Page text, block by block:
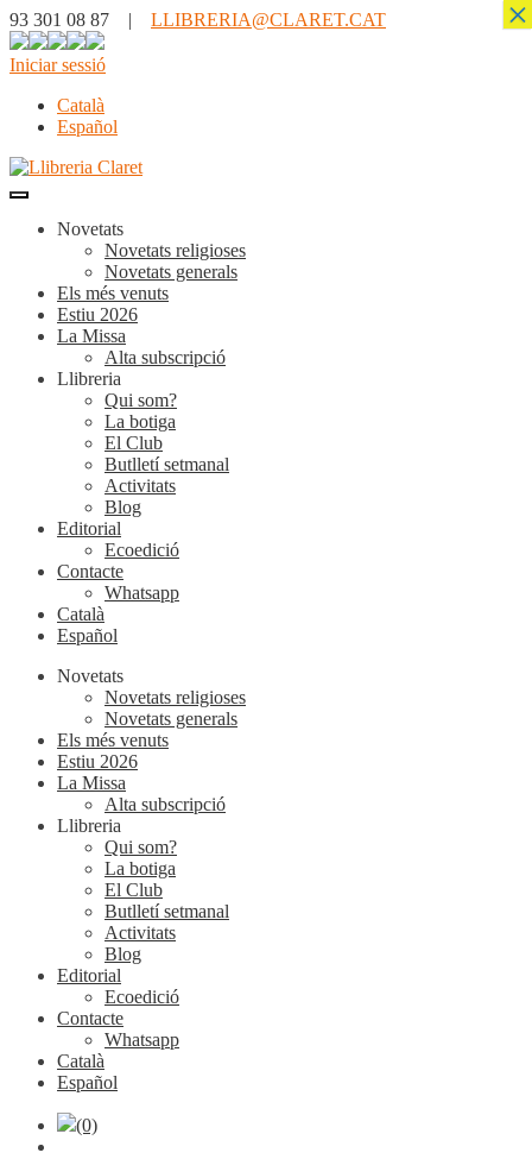
93 301 08 87 | LLIBRERIA@CLARET.CAT
Iniciar sessió
Català
Español
Novetats
Novetats religioses
Novetats generals
Els més venuts
Estiu 2026
La Missa
Alta subscripció
Llibreria
Qui som?
La botiga
El Club
Butlletí setmanal
Activitats
Blog
Editorial
Ecoedició
Contacte
Whatsapp
Català
Español
Novetats
Novetats religioses
Novetats generals
Els més venuts
Estiu 2026
La Missa
Alta subscripció
Llibreria
Qui som?
La botiga
El Club
Butlletí setmanal
Activitats
Blog
Editorial
Ecoedició
Contacte
Whatsapp
Català
Español
(0)
×